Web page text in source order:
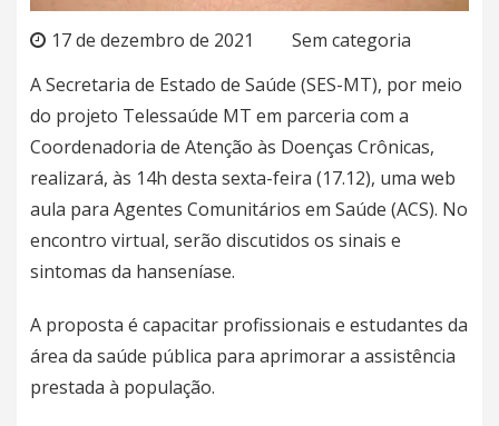
17 de dezembro de 2021
Sem categoria
A Secretaria de Estado de Saúde (SES-MT), por meio
do projeto Telessaúde MT em parceria com a
Coordenadoria de Atenção às Doenças Crônicas,
realizará, às 14h desta sexta-feira (17.12), uma web
aula para Agentes Comunitários em Saúde (ACS). No
encontro virtual, serão discutidos os sinais e
sintomas da hanseníase.
A proposta é capacitar profissionais e estudantes da
área da saúde pública para aprimorar a assistência
prestada à população.